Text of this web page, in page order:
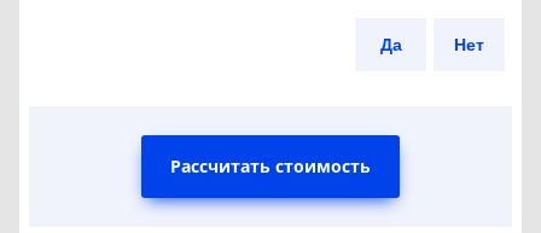
Да Нет
Рассчитать стоимость